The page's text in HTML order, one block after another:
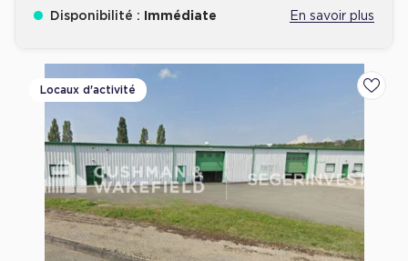
Disponibilité : Immédiate En savoir plus
Locaux d'activité